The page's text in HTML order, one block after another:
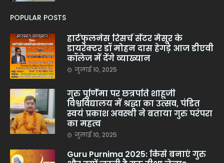
POPULAR POSTS
हार्टफुलनेस रिसर्च सेंटर मैसूर के
डायरेक्टर डॉ मोहन दास हेगड़े आज डीएवी
कॉलेज में देंगे व्याख्यान
जुलाई 10, 2025
गुरु पूर्णिमा पर छत्रपति शाहूजी
विश्वविद्यालय में श्रद्धा का उत्सव, पंडित
स्वयं प्रकाश अवस्थी ने बताया गुरु परंपरा
का महत्व
जुलाई 10, 2025
Guru Purnima 2025: किसे बनाएं गुरु